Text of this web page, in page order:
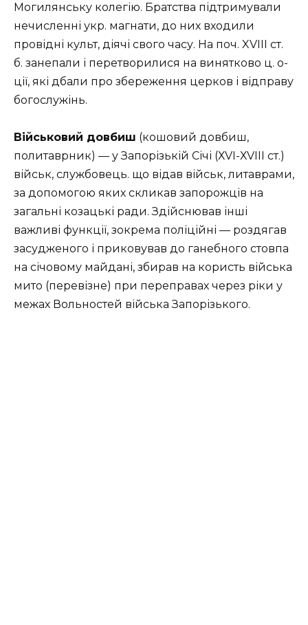
Могилянську колегію. Братства підтримували
нечисленні укр. магнати, до них входили
провідні культ, діячі свого часу. На поч. XVIII ст.
б. занепали і перетворилися на винятково ц. о-
ції, які дбали про збереження церков і відправу
богослужінь.
Військовий довбиш (кошовий довбиш,
политаврник) — у Запорізькій Січі (ХVІ-ХVІІІ ст.)
військ, службовець. що відав військ, литаврами,
за допомогою яких скликав запорожців на
загальні козацькі ради. Здійснював інші
важливі функції, зокрема поліційні — роздягав
засудженого і приковував до ганебного стовпа
на січовому майдані, збирав на користь війська
мито (перевізне) при переправах через ріки у
межах Вольностей війська Запорізького.